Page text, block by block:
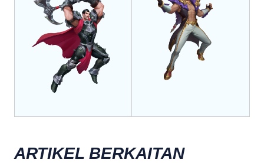
ARTIKEL BERKAITAN